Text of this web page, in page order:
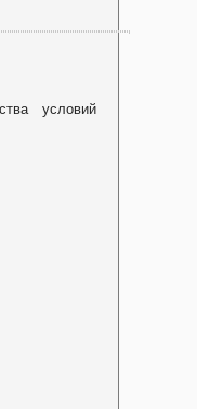
условий